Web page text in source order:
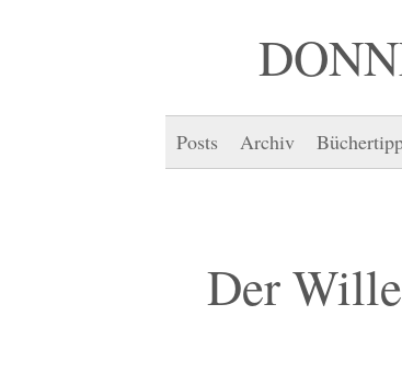
Posts Archiv
Der